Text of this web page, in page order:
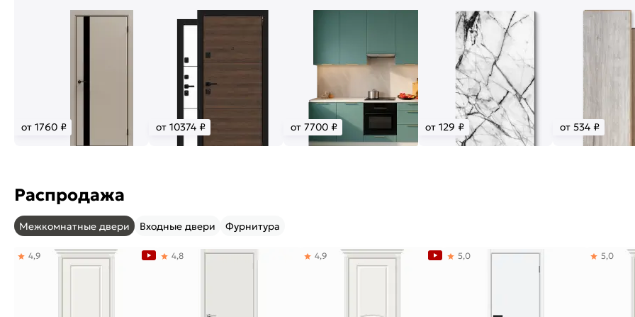
от 1760 ₽ от 10374 ₽ от 7700 ₽ от 129 ₽ от 534 ₽
Распродажа
Межкомнатные двери Входные двери Фурнитура
4,9 4,8 4,9 5,0 5,0